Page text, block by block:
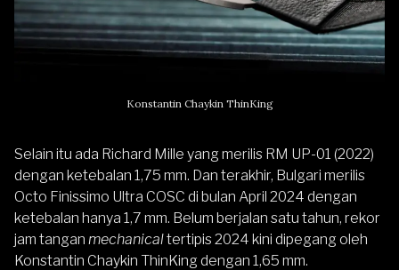
Konstantin Chaykin ThinKing
Selain itu ada Richard Mille yang merilis RM UP-01 (2022)
dengan ketebalan 1,75 mm. Dan terakhir, Bulgari merilis
Octo Finissimo Ultra COSC di bulan April 2024 dengan
ketebalan hanya 1,7 mm. Belum berjalan satu tahun, rekor
jam tangan mechanicaltertipis 2024 kini dipegang oleh
Konstantin Chaykin ThinKing dengan 1,65 mm.